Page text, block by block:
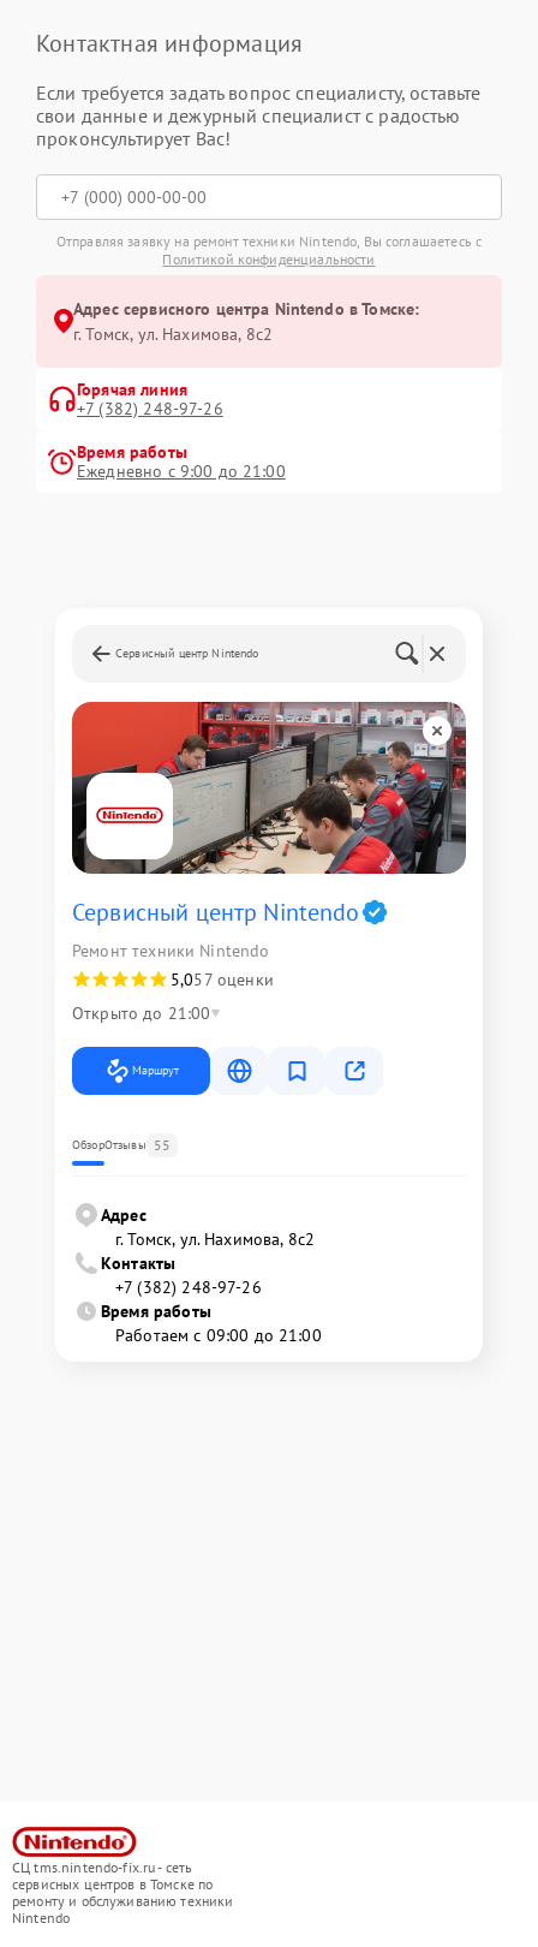
Контактная информация
Если требуется задать вопрос специалисту, оставьте
свои данные и дежурный специалист с радостью
проконсультирует Вас!
Отправляя заявку на ремонт техники Nintendo, Вы соглашаетесь с
Политикой конфиденциальности
Адрес сервисного центра Nintendo в Томске:
г. Томск, ул. Нахимова, 8с2
Горячая линия
+7 (382) 248-97-26
Время работы
Ежедневно с 9:00 до 21:00
Сервисный центр Nintendo
Сервисный центр Nintendo
Ремонт техники Nintendo
5,057 оценки
Открыто до 21:00
Маршрут
ОбзорОтзывы 55
Адрес
г. Томск, ул. Нахимова, 8с2
Контакты
+7 (382) 248-97-26
Время работы
Работаем с 09:00 до 21:00
СЦ tms.nintendo-fix.ru - сеть
сервисных центров в Томске по
ремонту и обслуживанию техники
Nintendo